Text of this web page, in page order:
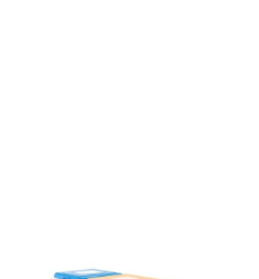
Suport pentru saci menajeri